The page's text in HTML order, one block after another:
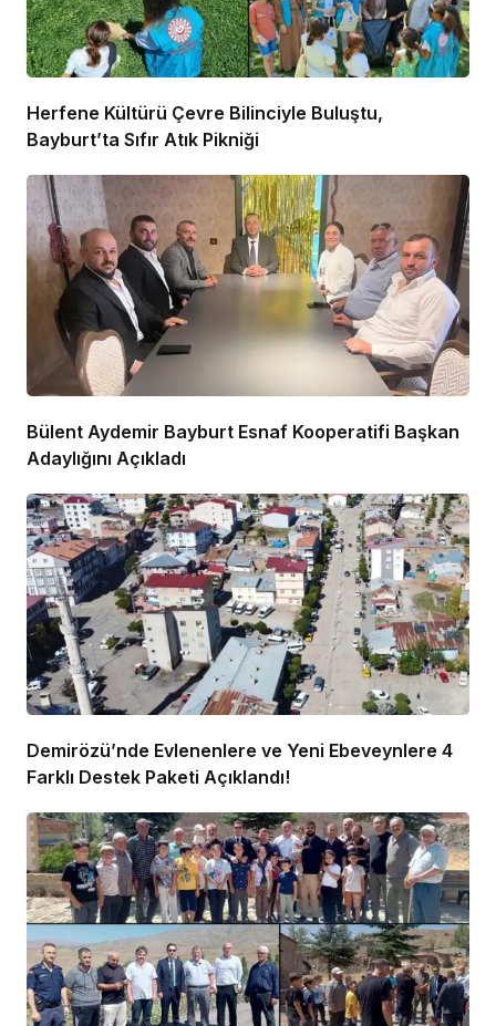
Herfene Kültürü Çevre Bilinciyle Buluştu,
Bayburt’ta Sıfır Atık Pikniği
Bülent Aydemir Bayburt Esnaf Kooperatifi Başkan
Adaylığını Açıkladı
Demirözü’nde Evlenenlere ve Yeni Ebeveynlere 4
Farklı Destek Paketi Açıklandı!